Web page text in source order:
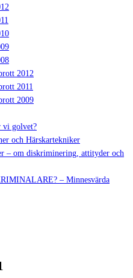
2012
2011
2009
vi golvet?
och Härskartekniker
– om diskriminering, attityder och
– Minnesvärda